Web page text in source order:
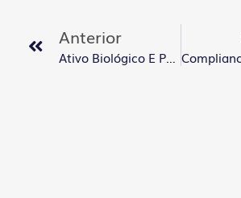
Anterior
Ativo Biológico E Produto Agrícola: Guia Para FP&A